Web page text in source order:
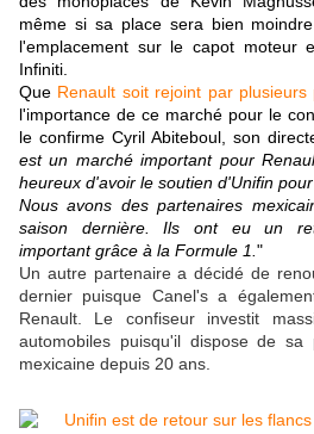
même si sa place sera bien
l'emplacement sur le capot moteur
Infiniti.
Que Renault soit rejoint par plusieurs
l'importance de ce marché pour le
le confirme Cyril Abiteboul, son
est un marché important pour
heureux d'avoir le soutien d'Unifin
Nous avons des partenaires
saison dernière. Ils ont eu un
important grâce à la Formule 1. "
Un autre partenaire a décidé de
dernier puisque Canel's a
Renault. Le confiseur investit
automobiles puisqu'il dispose de
mexicaine depuis 20 ans.